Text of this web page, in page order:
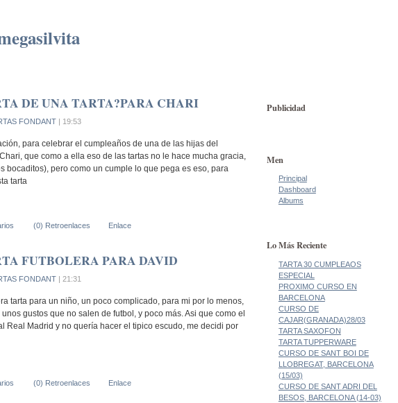
DE UNA TARTA?PARA CHARI
FONDANT| 19:53
para celebrar el cumpleaños de una de las hijas del
que como a ella eso de las tartas no le hace mucha gracia,
bocaditos), pero como un cumple lo que pega es eso, para
tarta
(0) Retroenlaces Enlace
FUTBOLERA PARA DAVID
FONDANT| 21:31
tarta para un niño, un poco complicado, para mi por lo menos,
gustos que no salen de futbol, y poco más. Asi que como el
Real Madrid y no quería hacer el tipico escudo, me decidi por
(0) Retroenlaces Enlace
Publicidad
Men
Principal
Dashboard
Albums
Lo Más Reciente
TARTA 30 CUMPLEAOS
ESPECIAL
PROXIMO CURSO EN
BARCELONA
CURSO DE
CAJAR(GRANADA)28/03
TARTA SAXOFON
TARTA TUPPERWARE
CURSO DE SANT BOI DE
LLOBREGAT, BARCELONA
(15/03)
CURSO DE SANT ADRI DEL
BESOS, BARCELONA (14-03)